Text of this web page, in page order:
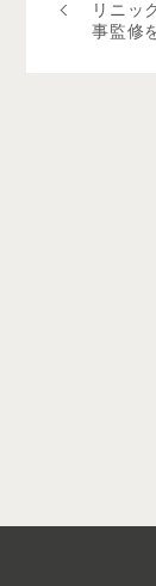
リニッ
事監修